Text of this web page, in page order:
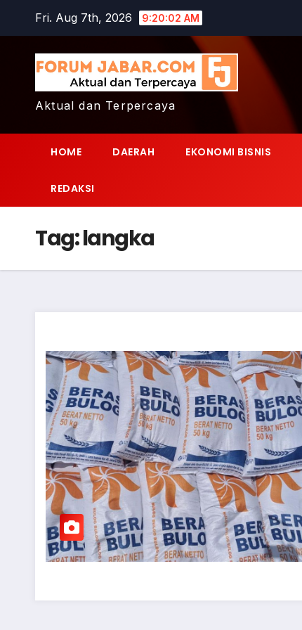
content
Fri. Aug 7th, 2026 9:20:03 AM
Aktual dan Terpercaya
HOME DAERAH EKONOMI BISNIS
REDAKSI
Tag:langka